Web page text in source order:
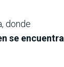
donde
se encuentra